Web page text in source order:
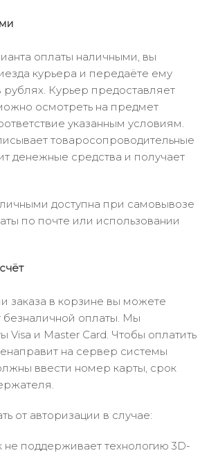
оплаты наличными, вы
курьера и передаёте ему
рублях. Курьер предоставляет
осмотреть на предмет
указанным условиям.
товаросопроводительные
денежные средства и получает
доступна при самовывозе
по почте или использовании
заказа в корзине вы можете
безналичной оплаты. Мы
Visa и Master Card. Чтобы оплатить
на сервер системы
ввести номер карты, срок
от авторизации в случае:
не поддерживает технологию 3D-